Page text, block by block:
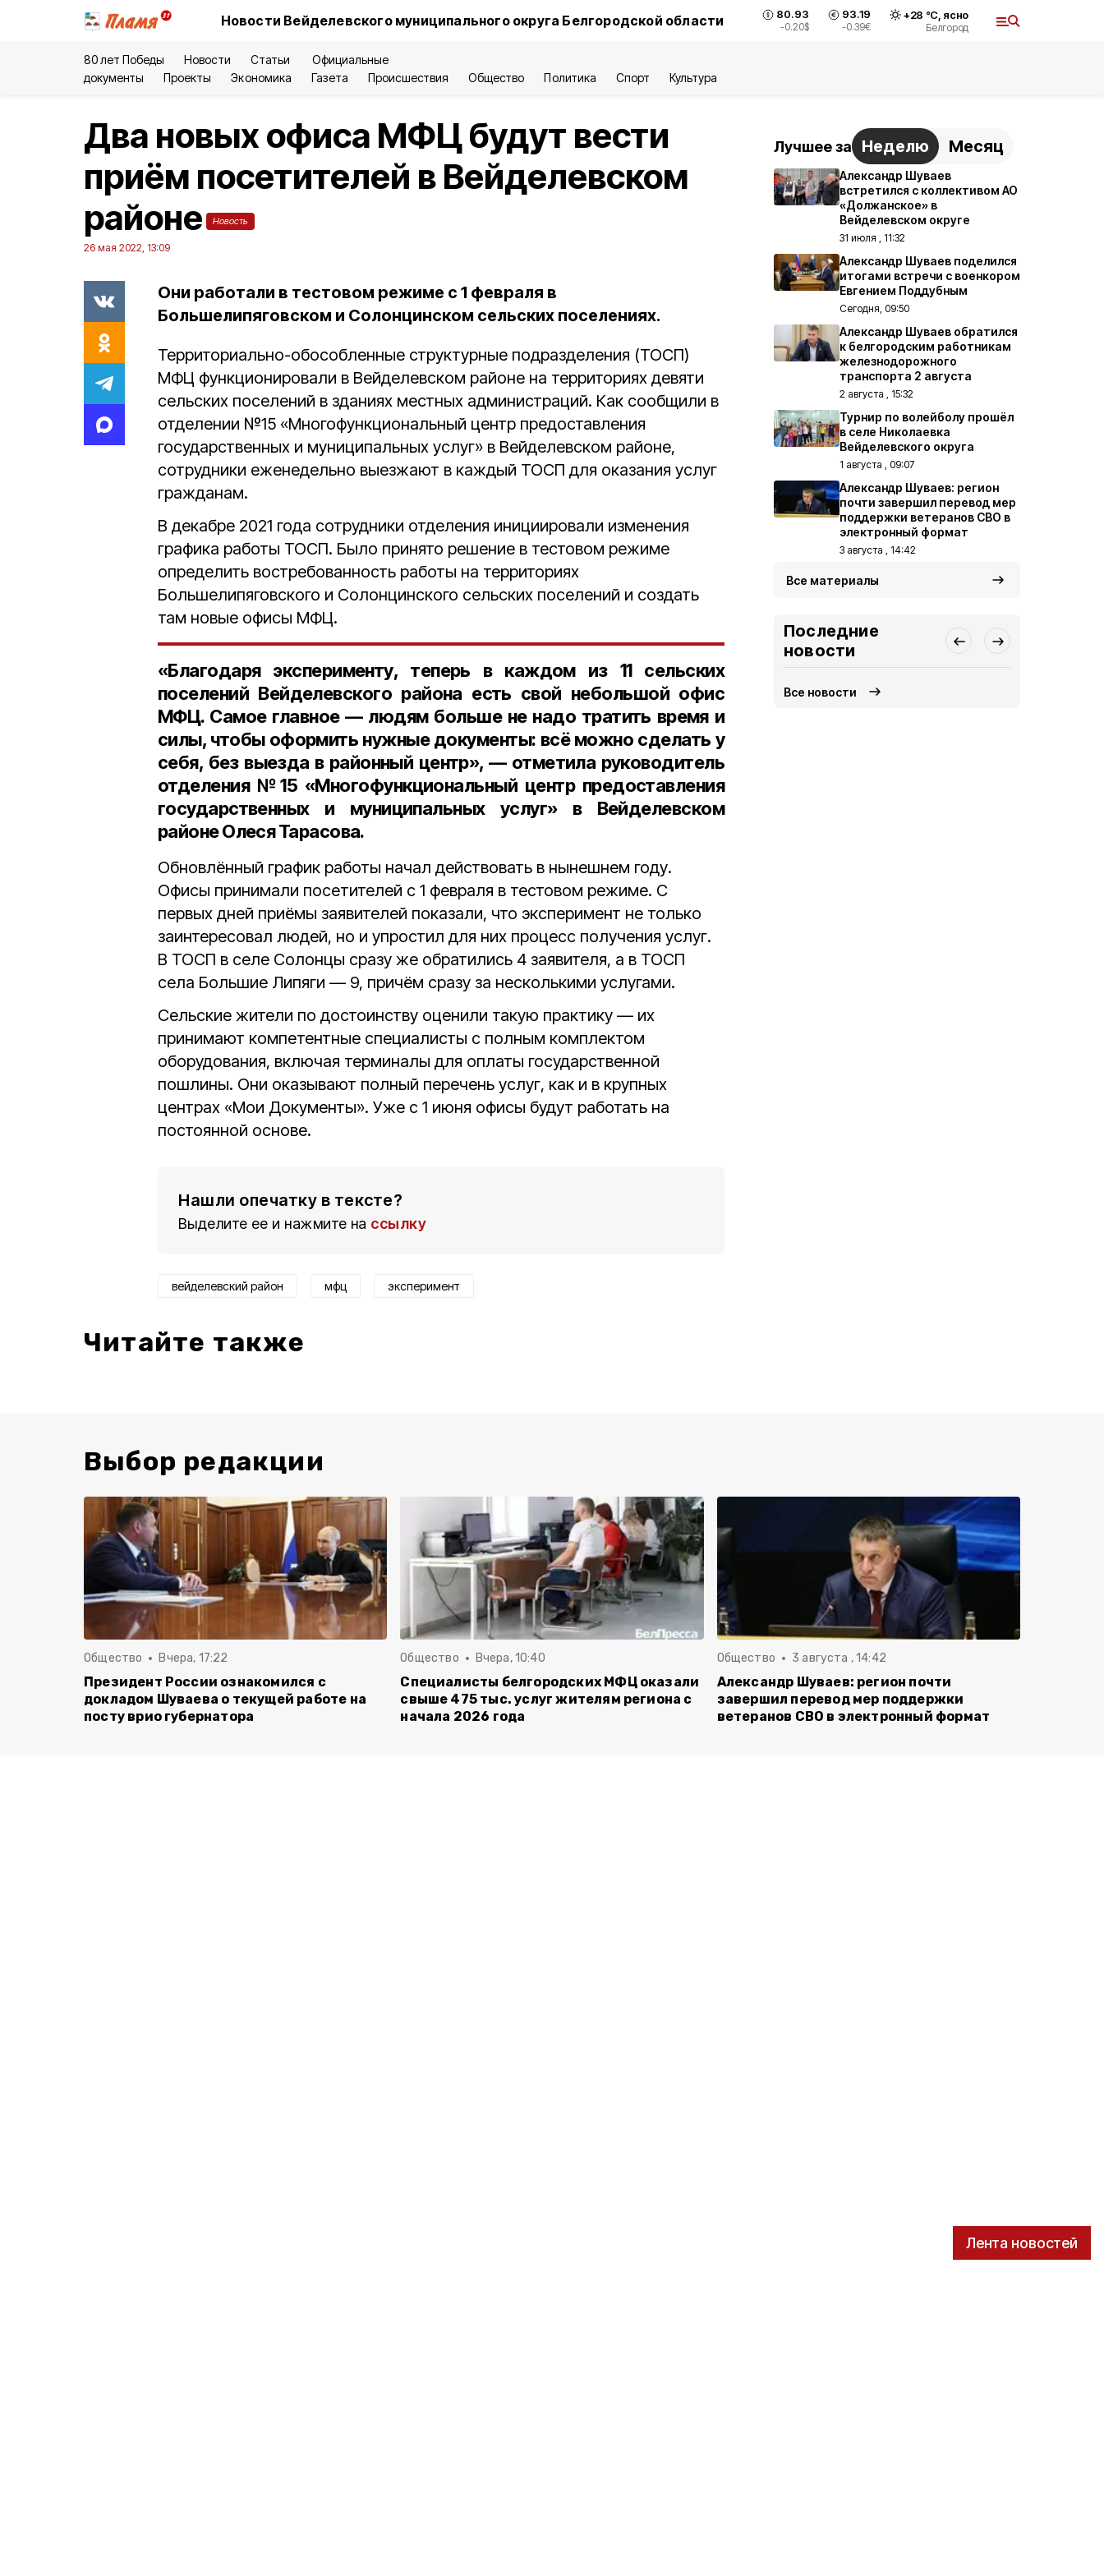
Новости Вейделевского муниципального округа Белгородской области 80.93
-0.20$
93.19
-0.39€
+28 °С, ясно
Белгород
80 лет Победы Новости Статьи
Официальные
документы
Проекты Экономика Газета Происшествия Общество Политика Спорт Культура
Лента новостей
Два новых офиса МФЦ будут вести
приём посетителей в Вейделевском
районе
Новость
26 мая 2022, 13:09
Они работали в тестовом режиме с 1 февраля в
Большелипяговском и Солонцинском сельских поселениях.
Территориально-обособленные структурные подразделения (ТОСП)
МФЦ функционировали в Вейделевском районе на территориях девяти
сельских поселений в зданиях местных администраций. Как сообщили в
отделении №15 «Многофункциональный центр предоставления
государственных и муниципальных услуг» в Вейделевском районе,
сотрудники еженедельно выезжают в каждый ТОСП для оказания услуг
гражданам.
В декабре 2021 года сотрудники отделения инициировали изменения
графика работы ТОСП. Было принято решение в тестовом режиме
определить востребованность работы на территориях
Большелипяговского и Солонцинского сельских поселений и создать
там новые офисы МФЦ.
«Благодаря эксперименту, теперь в каждом из 11 сельских
поселений Вейделевского района есть свой небольшой офис
МФЦ. Самое главное — людям больше не надо тратить время и
силы, чтобы оформить нужные документы: всё можно сделать у
себя, без выезда в районный центр», — отметила руководитель
отделения №15 «Многофункциональный центр предоставления
государственных и муниципальных услуг» в Вейделевском
районе Олеся Тарасова.
Обновлённый график работы начал действовать в нынешнем году.
Офисы принимали посетителей с 1 февраля в тестовом режиме. С
первых дней приёмы заявителей показали, что эксперимент не только
заинтересовал людей, но и упростил для них процесс получения услуг.
В ТОСП в селе Солонцы сразу же обратились 4 заявителя, а в ТОСП
села Большие Липяги — 9, причём сразу за несколькими услугами.
Сельские жители по достоинству оценили такую практику — их
принимают компетентные специалисты с полным комплектом
оборудования, включая терминалы для оплаты государственной
пошлины. Они оказывают полный перечень услуг, как и в крупных
центрах «Мои Документы». Уже с 1 июня офисы будут работать на
постоянной основе.
Нашли опечатку в тексте?
Выделите ее и нажмите на ссылку
вейделевский район мфц эксперимент
Читайте также
Лучшее за Неделю Месяц
Александр Шуваев
встретился с коллективом АО
«Должанское» в
Вейделевском округе
31 июля , 11:32
Александр Шуваев поделился
итогами встречи с военкором
Евгением Поддубным
Сегодня, 09:50
Александр Шуваев обратился
к белгородским работникам
железнодорожного
транспорта 2 августа
2 августа , 15:32
Турнир по волейболу прошёл
в селе Николаевка
Вейделевского округа
1 августа , 09:07
Александр Шуваев: регион
почти завершил перевод мер
поддержки ветеранов СВО в
электронный формат
3 августа , 14:42
Все материалы
Последние
новости
Все новости
Выбор редакции
Общество Вчера, 17:22
Президент России ознакомился с
докладом Шуваева о текущей работе на
посту врио губернатора
Общество Вчера, 10:40
Специалисты белгородских МФЦ оказали
свыше 475 тыс. услуг жителям региона с
начала 2026 года
Общество 3 августа , 14:42
Александр Шуваев: регион почти
завершил перевод мер поддержки
ветеранов СВО в электронный формат